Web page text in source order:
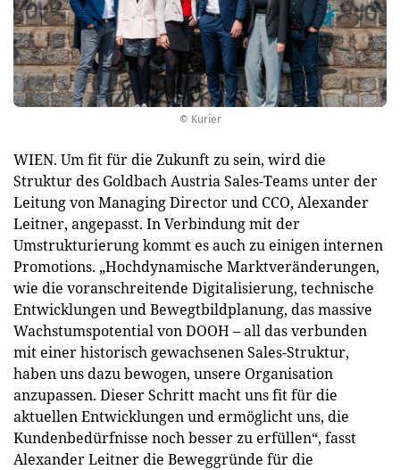
© Kurier
WIEN. Um fit für die Zukunft zu sein, wird die
Struktur des Goldbach Austria Sales-Teams unter der
Leitung von Managing Director und CCO, Alexander
Leitner, angepasst. In Verbindung mit der
Umstrukturierung kommt es auch zu einigen internen
Promotions. „Hochdynamische Marktveränderungen,
wie die voranschreitende Digitalisierung, technische
Entwicklungen und Bewegtbildplanung, das massive
Wachstumspotential von DOOH – all das verbunden
mit einer historisch gewachsenen Sales-Struktur,
haben uns dazu bewogen, unsere Organisation
anzupassen. Dieser Schritt macht uns fit für die
aktuellen Entwicklungen und ermöglicht uns, die
Kundenbedürfnisse noch besser zu erfüllen“, fasst
Alexander Leitner die Beweggründe für die